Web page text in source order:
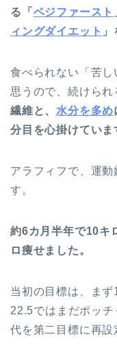
る「 ベジファースト
ィングダイエット
食べられない「苦し
思うので、続けられ
繊維と、 水分を多め
分目を心掛けていま
アラフィフで、運
す。
約6カ月半年で10キ
ロ痩せました。
当初の目標は、まず
22.5ではまだポッ
代を第二目標に再設